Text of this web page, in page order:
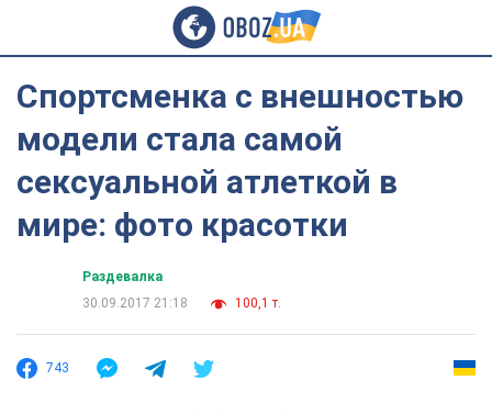
Спортсменка с внешностью
модели стала самой
сексуальной атлеткой в
мире: фото красотки
Раздевалка
30.09.2017 21:18
100,1 т.
743